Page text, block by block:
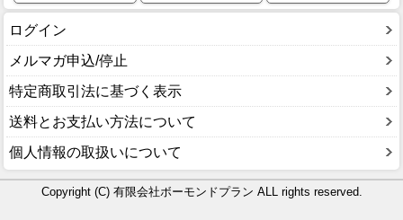
ログイン
メルマガ申込/停止
特定商取引法に基づく表示
送料とお支払い方法について
個人情報の取扱いについて
Copyright (C) 有限会社ボーモンドプラン ALL rights reserved.